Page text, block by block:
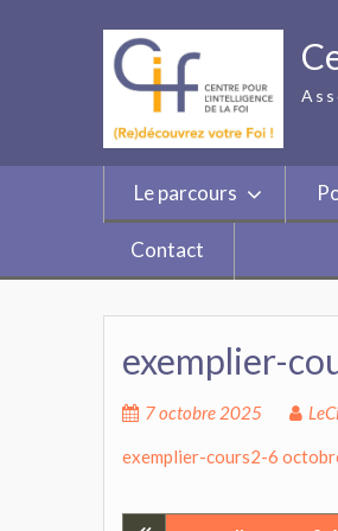
Le parcours
Contact
exemplier-
7 octobre 2025
exemplier-cours2-6